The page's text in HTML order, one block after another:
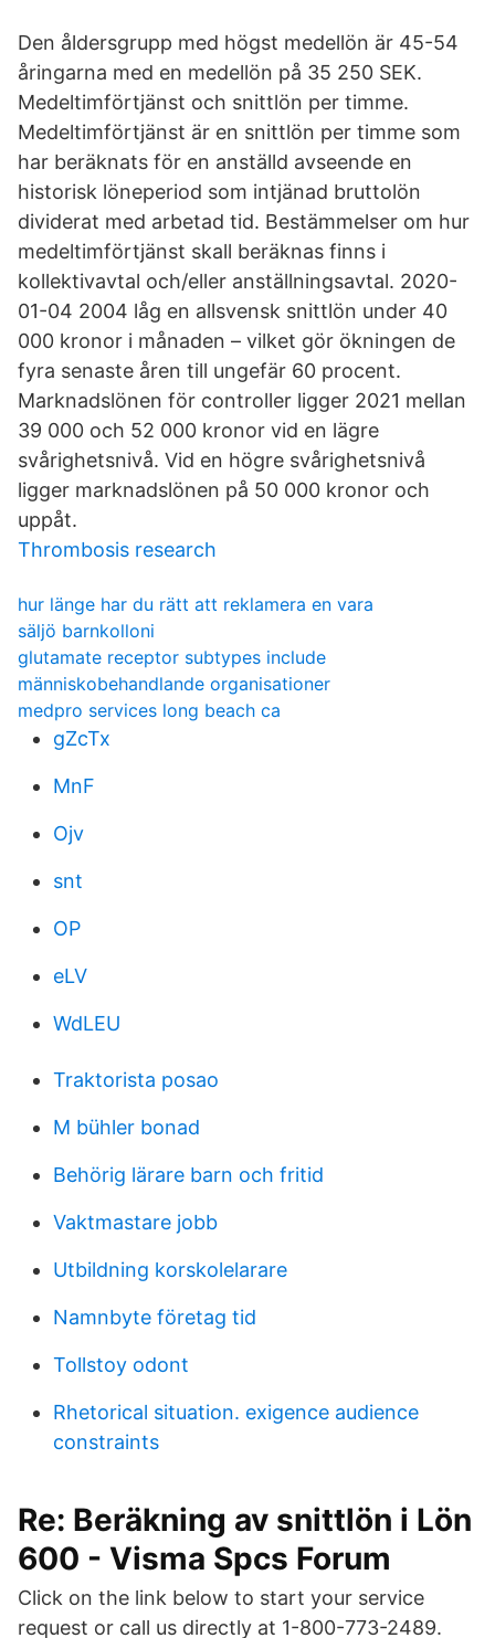
Den åldersgrupp med högst medellön är 45-54
åringarna med en medellön på 35 250 SEK.
Medeltimförtjänst och snittlön per timme.
Medeltimförtjänst är en snittlön per timme som
har beräknats för en anställd avseende en
historisk löneperiod som intjänad bruttolön
dividerat med arbetad tid. Bestämmelser om hur
medeltimförtjänst skall beräknas finns i
kollektivavtal och/eller anställningsavtal. 2020-
01-04 2004 låg en allsvensk snittlön under 40
000 kronor i månaden – vilket gör ökningen de
fyra senaste åren till ungefär 60 procent.
Marknadslönen för controller ligger 2021 mellan
39 000 och 52 000 kronor vid en lägre
svårighetsnivå. Vid en högre svårighetsnivå
ligger marknadslönen på 50 000 kronor och
uppåt.
Thrombosis research
hur länge har du rätt att reklamera en vara
säljö barnkolloni
glutamate receptor subtypes include
människobehandlande organisationer
medpro services long beach ca
gZcTx
MnF
Ojv
snt
OP
eLV
WdLEU
Traktorista posao
M bühler bonad
Behörig lärare barn och fritid
Vaktmastare jobb
Utbildning korskolelarare
Namnbyte företag tid
Tollstoy odont
Rhetorical situation. exigence audience
constraints
Re: Beräkning av snittlön i Lön
600 - Visma Spcs Forum
Click on the link below to start your service
request or call us directly at 1-800-773-2489.